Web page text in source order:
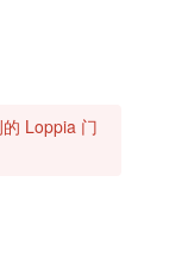
Loppia 门